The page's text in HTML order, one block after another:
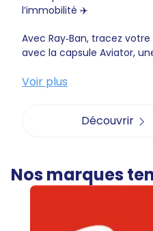
l’immobilité ✈️
Avec Ray‑Ban, tracez
avec la capsule Aviator,
Voir plus
Découvrir
Nos marques